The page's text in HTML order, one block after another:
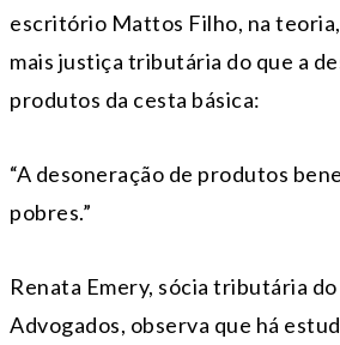
escritório Mattos Filho, na
mais justiça tributária do que a
produtos da cesta básica:
“A desoneração de produtos
pobres.”
Renata Emery, sócia tributária
Advogados, observa que há